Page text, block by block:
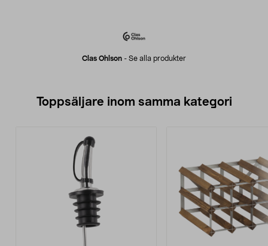
Clas Ohlson - Se alla produkter
Toppsäljare inom samma kategori